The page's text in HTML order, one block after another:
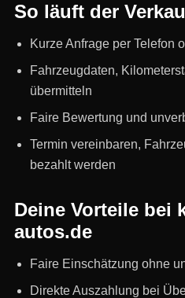
So läuft der
Kurze Anfrage per Telefon
Fahrzeugdaten,
übermitteln
Faire Bewertung und
Termin vereinbaren,
bezahlt werden
Deine Vorteile bei
autos.de
Faire Einschätzung ohne
Direkte Auszahlung bei